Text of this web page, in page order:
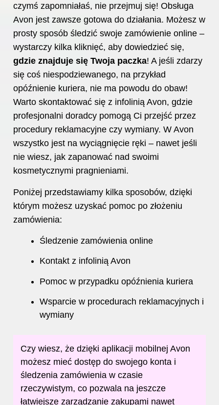
czymś zapomniałaś, nie przejmuj się! Obsługa
Avon jest zawsze gotowa do działania. Możesz w
prosty sposób śledzić swoje zamówienie online –
wystarczy kilka kliknięć, aby dowiedzieć się,
gdzie znajduje się Twoja paczka! A jeśli zdarzy
się coś niespodziewanego, na przykład
opóźnienie kuriera, nie ma powodu do obaw!
Warto skontaktować się z infolinią Avon, gdzie
profesjonalni doradcy pomogą Ci przejść przez
procedury reklamacyjne czy wymiany. W Avon
wszystko jest na wyciągnięcie ręki – nawet jeśli
nie wiesz, jak zapanować nad swoimi
kosmetycznymi pragnieniami.
Poniżej przedstawiamy kilka sposobów, dzięki
którym możesz uzyskać pomoc po złożeniu
zamówienia:
Śledzenie zamówienia online
Kontakt z infolinią Avon
Pomoc w przypadku opóźnienia kuriera
Wsparcie w procedurach reklamacyjnych i
wymiany
Czy wiesz, że dzięki aplikacji mobilnej Avon
możesz mieć dostęp do swojego konta i
śledzenia zamówienia w czasie
rzeczywistym, co pozwala na jeszcze
łatwiejsze zarządzanie zakupami nawet